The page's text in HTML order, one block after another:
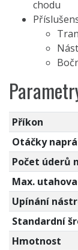
chodu
Příkon
Otáčky
Počet úderů
Max.
Upínání
Standardní
Hmotnost